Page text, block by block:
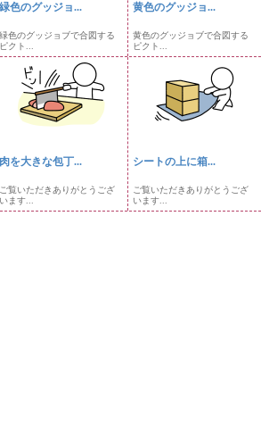
緑色のグッジョ...
緑色のグッジョブで合図する
ピクト...
黄色のグッジョ...
黄色のグッジョブで合図する
ピクト...
肉を大きな包丁...
ご覧いただきありがとうござ
います...
シートの上に箱...
ご覧いただきありがとうござ
います...